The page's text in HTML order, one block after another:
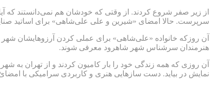
از زیر صفر شروع کردند. از وقتی که خودشان هم نمی‌دانستند که آیا
سرپرست. حالا امضای «شیرین و علی علی‌شاهی» برای اساتید
هنرمندان سرشناس شهر شاهرود معرفی شوند.
آن روزی که همه زندگی خود را بار کامیون کردند و از تهران به
نمایش در بیاید. دست سازهایی هنری و کاربردی سرامیکی با